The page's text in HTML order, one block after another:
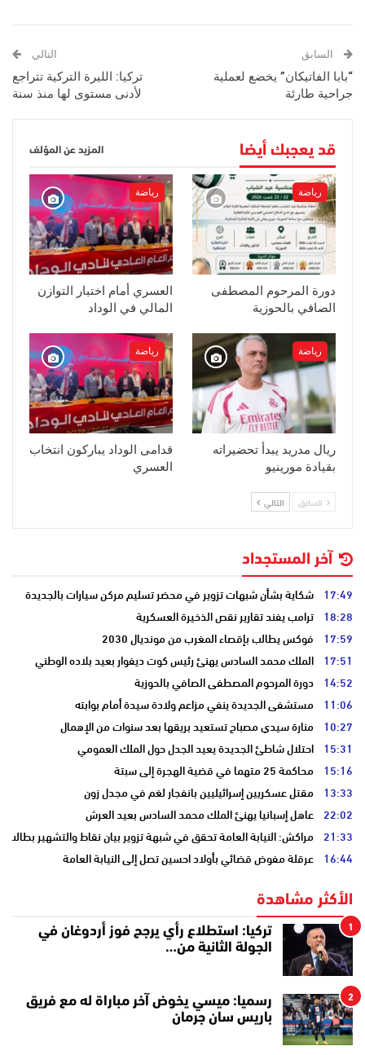
السابق
“بابا الفاتيكان” يخضع لعملية
جراحية طارئة
التالي
تركيا: الليرة التركية تتراجع
لأدنى مستوى لها منذ سنة
قد يعجبك أيضا المزيد عن المؤلف
رياضة
دورة المرحوم المصطفى
الصافي بالحوزية
رياضة
العسري أمام اختبار التوازن
المالي في الوداد
رياضة
ريال مدريد يبدأ تحضيراته
بقيادة مورينيو
رياضة
قدامى الوداد يباركون انتخاب
العسري
السابق التالي
آخر المستجداد
17:49 شكاية بشأن شبهات تزوير في محضر تسليم مركن سيارات بالجديدة
18:28 ترامب يفند تقارير نقص الذخيرة العسكرية
17:59 فوكس يطالب بإقصاء المغرب من مونديال 2030
17:51 الملك محمد السادس يهنئ رئيس كوت ديفوار بعيد بلاده الوطني
14:52 دورة المرحوم المصطفى الصافي بالحوزية
11:06 مستشفى الجديدة ينفي مزاعم ولادة سيدة أمام بوابته
10:27 منارة سيدي مصباح تستعيد بريقها بعد سنوات من الإهمال
15:31 احتلال شاطئ الجديدة يعيد الجدل حول الملك العمومي
15:16 محاكمة 25 متهما في قضية الهجرة إلى سبتة
13:33 مقتل عسكريين إسرائيليين بانفجار لغم في مجدل زون
22:02 عاهل إسبانيا يهنئ الملك محمد السادس بعيد العرش
21:33 مراكش: النيابة العامة تحقق في شبهة تزوير بيان نقاط والتشهير بطالب
16:44 عرقلة مفوض قضائي بأولاد احسين تصل إلى النيابة العامة
الأكثر مشاهدة
1
تركيا: استطلاع رأي يرجح فوز أردوغان في
الجولة الثانية من…
2
رسميا: ميسي يخوض آخر مباراة له مع فريق
باريس سان جرمان